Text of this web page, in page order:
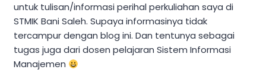
untuk tulisan/informasi perihal perkuliahan saya di
STMIK Bani Saleh. Supaya informasinya tidak
tercampur dengan blog ini. Dan tentunya sebagai
tugas juga dari dosen pelajaran Sistem Informasi
Manajemen